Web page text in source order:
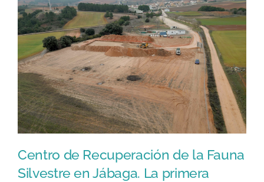
Centro de Recuperación de la Fauna
Silvestre en Jábaga. La primera